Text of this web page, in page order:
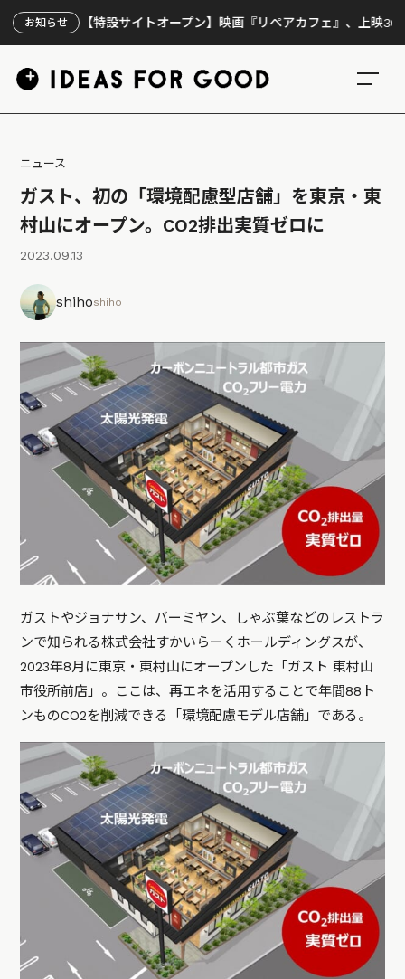
お知らせ
【特設サイトオープン】映画『リペアカフェ』、上映300回の先
ニュース
ガスト、初の「環境配慮型店舗」を東京・東
村山にオープン。CO2排出実質ゼロに
2023.09.13
shihoshiho
ガストやジョナサン、バーミヤン、しゃぶ葉などのレストラ
ンで知られる株式会社すかいらーくホールディングスが、
2023年8月に東京・東村山にオープンした「ガスト 東村山
市役所前店」。ここは、再エネを活用することで年間88ト
ンものCO2を削減できる「環境配慮モデル店舗」である。